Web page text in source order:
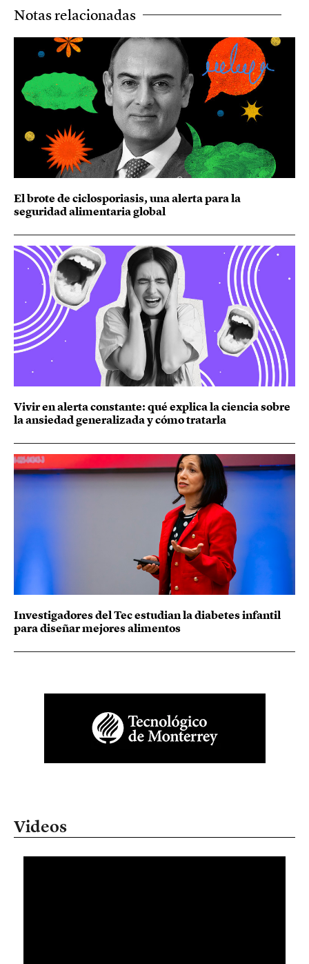
Notas relacionadas
El brote de ciclosporiasis, una alerta para la
seguridad alimentaria global
Vivir en alerta constante: qué explica la ciencia sobre
la ansiedad generalizada y cómo tratarla
Investigadores del Tec estudian la diabetes infantil
para diseñar mejores alimentos
Videos